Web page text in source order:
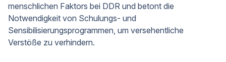
menschlichen Faktors bei DDR und betont die
Notwendigkeit von Schulungs- und
Sensibilisierungsprogrammen, um versehentliche
Verstöße zu verhindern.